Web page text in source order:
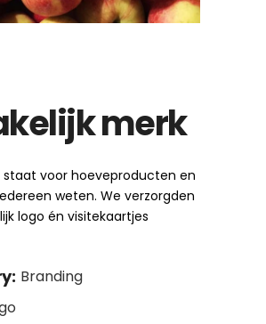
merk
staat voor hoeveproducten en
weten. We verzorgden
logo én visitekaartjes
Branding